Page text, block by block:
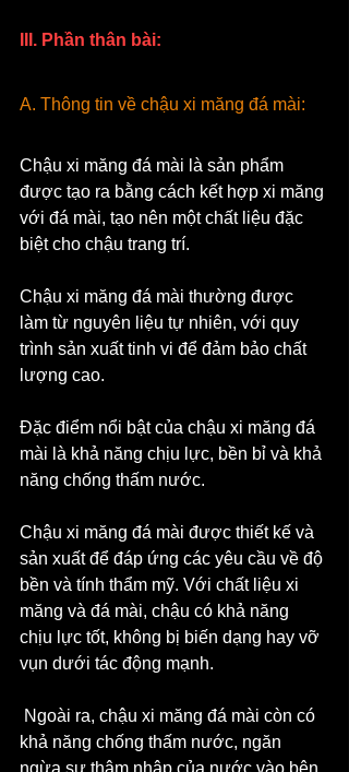
III. Phần thân bài:
A. Thông tin về chậu xi măng đá mài:
Chậu xi măng đá mài là sản phẩm
được tạo ra bằng cách kết hợp xi măng
với đá mài, tạo nên một chất liệu đặc
biệt cho chậu trang trí.
Chậu xi măng đá mài thường được
làm từ nguyên liệu tự nhiên, với quy
trình sản xuất tinh vi để đảm bảo chất
lượng cao.
Đặc điểm nổi bật của chậu xi măng đá
mài là khả năng chịu lực, bền bỉ và khả
năng chống thấm nước.
Chậu xi măng đá mài được thiết kế và
sản xuất để đáp ứng các yêu cầu về độ
bền và tính thẩm mỹ. Với chất liệu xi
măng và đá mài, chậu có khả năng
chịu lực tốt, không bị biến dạng hay vỡ
vụn dưới tác động mạnh.
khả năng chống thấm nước, ngăn
ngừa sự thâm nhập của nước vào bên